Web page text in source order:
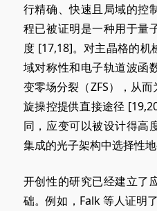
行精确、快速且局域的控
程已被证明是一种用于量
度 [17,18]。对主晶格的机
域对称性和电子轨道波函
变零场分裂（ZFS），从
旋操控提供直接途径 [
同，应变可以被设计得高
集成的光子架构中选择性地
开创性的研究已经建立了
础。例如，Falk 等人证明